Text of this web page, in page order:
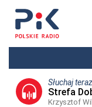
Słuchaj teraz
Strefa
Krzysztof